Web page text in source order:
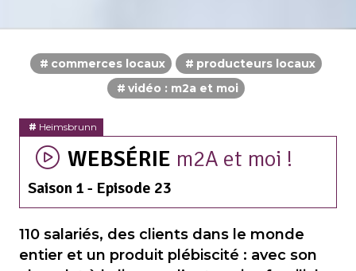
commerces locaux
producteurs locaux
vidéo : m2a et moi
Heimsbrunn
WEBSÉRIE m2A et moi !
Saison 1 - Episode 23
110 salariés, des clients dans le monde
entier et un produit plébiscité : avec son